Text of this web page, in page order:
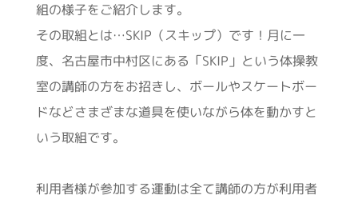
組の様子をご紹介します。
その取組とは…SKIP（スキップ）です！月に一
度、名古屋市中村区にある「SKIP」という体操教
室の講師の方をお招きし、ボールやスケートボー
ドなどさまざまな道具を使いながら体を動かすと
いう取組です。
利用者様が参加する運動は全て講師の方が利用者